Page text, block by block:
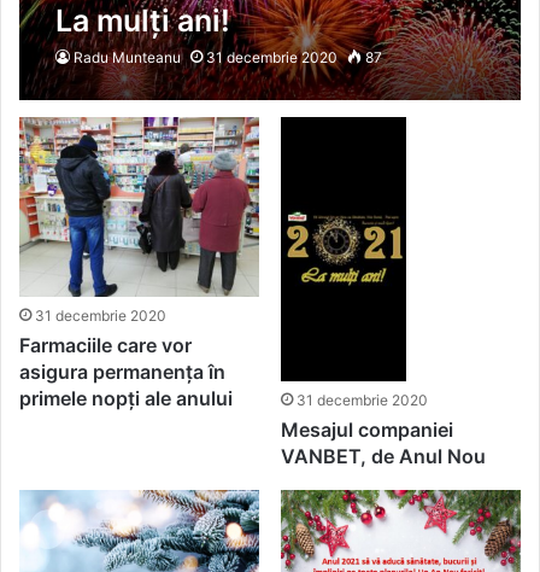
La mulți ani!
Radu Munteanu 31 decembrie 2020 87
31 decembrie 2020
Farmaciile care vor
asigura permanența în
primele nopți ale anului
31 decembrie 2020
Mesajul companiei
VANBET, de Anul Nou